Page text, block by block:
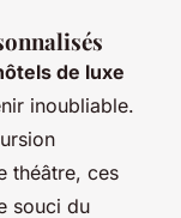
de luxe
inoubliable.
théâtre, ces
souci du